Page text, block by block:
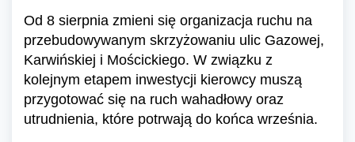
Od 8 sierpnia zmieni się organizacja ruchu na
przebudowywanym skrzyżowaniu ulic Gazowej,
Karwińskiej i Mościckiego. W związku z
kolejnym etapem inwestycji kierowcy muszą
przygotować się na ruch wahadłowy oraz
utrudnienia, które potrwają do końca września.